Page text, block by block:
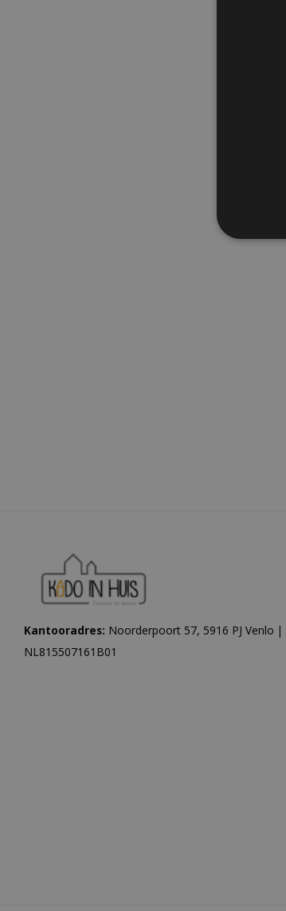
Kantooradres: Noorderpoort 57, 5916 PJ Venlo |
NL815507161B01